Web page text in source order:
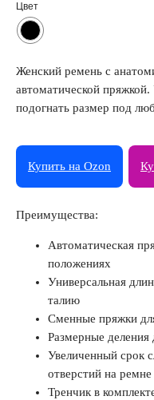
Цвет
Женский ремень с
автоматической пряжкой.
подогнать размер под
Купить на Ozon
Преимущества:
Автоматическая
положениях
Универсальная
талию
Сменные пряжки
Размерные деления
Увеличенный срок
отверстий на ремне
Тренчик в